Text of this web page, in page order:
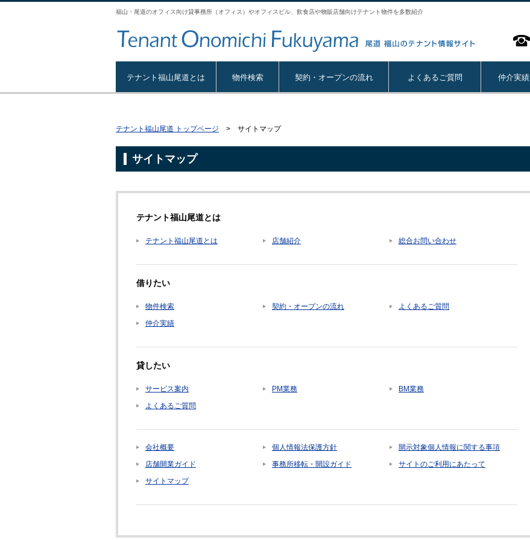
福山・尾道のオフィス向け貸事務所（オフィス）やオフィスビル、飲食店や物販店舗向けテナント物件を多数紹介
テナント福山尾道とは 物件検索 契約・オープンの流れ よくあるご質問 仲介実績
テナント福山尾道 トップページ > サイトマップ
サイトマップ
テナント福山尾道とは
テナント福山尾道とは 店舗紹介 総合お問い合わせ
借りたい
物件検索 契約・オープンの流れ
よくあるご質問
仲介実績
貸したい
サービス案内 PM業務
BM業務
よくあるご質問
会社概要 個人情報法保護方針
開示対象個人情報に関する事項
店舗開業ガイド
事務所移転・開設ガイド
サイトのご利用にあたって
サイトマップ